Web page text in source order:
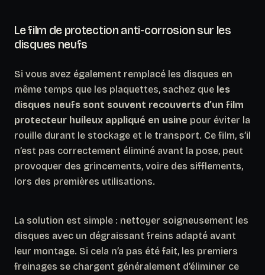
Le film de protection anti-corrosion sur les
disques neufs
Si vous avez également remplacé les disques en
même temps que les plaquettes, sachez que les
disques neufs sont souvent recouverts d’un film
protecteur huileux appliqué en usine pour éviter la
rouille durant le stockage et le transport. Ce film, s’il
n’est pas correctement éliminé avant la pose, peut
provoquer des grincements, voire des sifflements,
lors des premières utilisations.
La solution est simple : nettoyer soigneusement les
disques avec un dégraissant freins adapté avant
leur montage. Si cela n’a pas été fait, les premiers
freinages se chargent généralement d’éliminer ce